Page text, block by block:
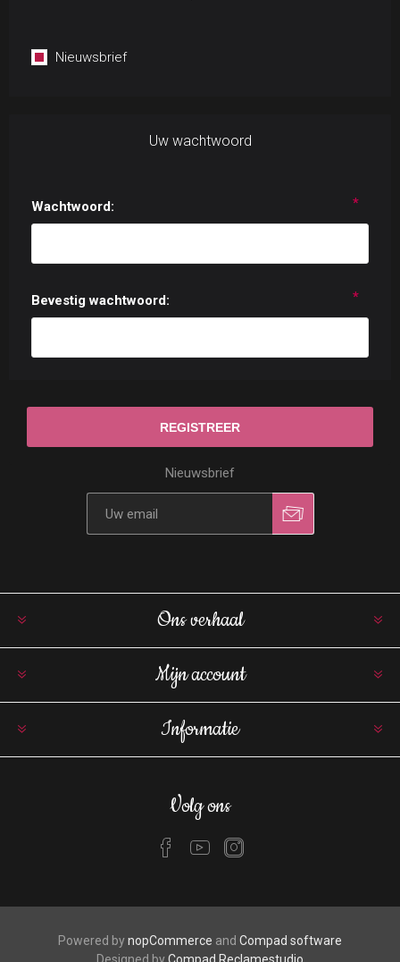
Nieuwsbrief
Uw wachtwoord
Wachtwoord: *
Bevestig wachtwoord: *
Nieuwsbrief
Ons verhaal
Mijn account
Informatie
Volg ons
Powered bynopCommerce and Compad software